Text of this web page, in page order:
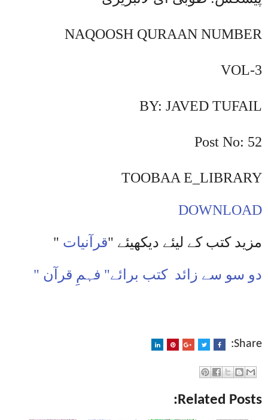
NAQOOSH QURAAN NUMBER
VOL-3
BY: JAVED TUFAIL
Post No: 52
TOOBAA E_LIBRARY
DOWNLOAD
مزید کتب کے لیئے دیکھیئے "قرآنیات "
دو سو سے زائد کتب برائے" فہمِ قرآن "
Share:
Related Posts: